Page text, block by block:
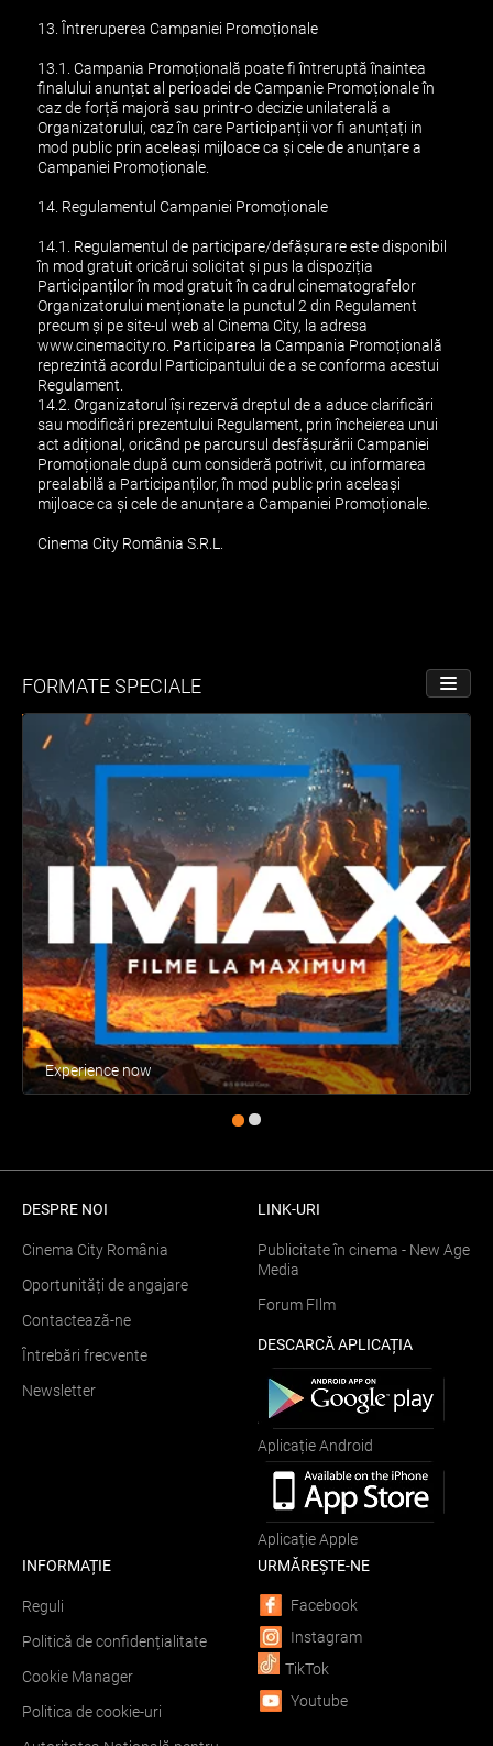
13. Întreruperea Campaniei Promoționale
13.1. Campania Promoțională poate fi întreruptă înaintea
finalului anunțat al perioadei de Campanie Promoționale în
caz de forță majoră sau printr-o decizie unilaterală a
Organizatorului, caz în care Participanții vor fi anunțați in
mod public prin aceleași mijloace ca și cele de anunțare a
Campaniei Promoționale.
14. Regulamentul Campaniei Promoționale
14.1. Regulamentul de participare/defășurare este disponibil
în mod gratuit oricărui solicitat și pus la dispoziția
Participanților în mod gratuit în cadrul cinematografelor
Organizatorului menționate la punctul 2 din Regulament
precum și pe site-ul web al Cinema City, la adresa
www.cinemacity.ro. Participarea la Campania Promoțională
reprezintă acordul Participantului de a se conforma acestui
Regulament.
14.2. Organizatorul își rezervă dreptul de a aduce clarificări
sau modificări prezentului Regulament, prin încheierea unui
act adițional, oricând pe parcursul desfășurării Campaniei
Promoționale după cum consideră potrivit, cu informarea
prealabilă a Participanților, în mod public prin aceleași
mijloace ca și cele de anunțare a Campaniei Promoționale.
Cinema City România S.R.L.
FORMATE SPECIALE
Experience now
DESPRE NOI
Cinema City România
Oportunități de angajare
Contactează-ne
Întrebări frecvente
Newsletter
LINK-URI
Publicitate în cinema - New Age
Media
Forum FIlm
DESCARCĂ APLICAȚIA
Aplicație Android
Aplicație Apple
INFORMAȚIE
Reguli
Politică de confidențialitate
Cookie Manager
Politica de cookie-uri
URMĂREȘTE-NE
Facebook
Instagram
TikTok
Youtube